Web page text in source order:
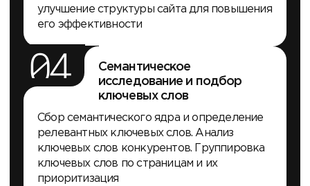
улучшение структуры сайта для повышения
его эффективности
04
Семантическое
исследование и подбор
ключевых слов
Сбор семантического ядра и определение
релевантных ключевых слов. Анализ
ключевых слов конкурентов. Группировка
ключевых слов по страницам и их
приоритизация